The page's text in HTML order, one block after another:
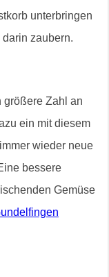
unterbringen
zaubern.
größere Zahl an
ein mit diesem
wieder neue
bessere
Gemüse